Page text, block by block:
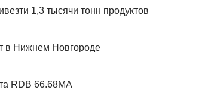
1,3 тысячи тонн продуктов
в Нижнем Новгороде
RDB 66.68МА